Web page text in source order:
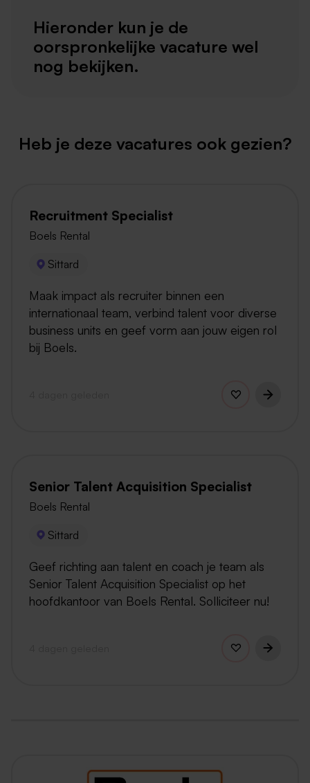
Hieronder kun je de
oorspronkelijke vacature wel
nog bekijken.
Heb je deze vacatures ook gezien?
Recruitment Specialist
Boels Rental
Sittard
Maak impact als recruiter binnen een
internationaal team, verbind talent voor diverse
business units en geef vorm aan jouw eigen rol
bij Boels.
Senior Talent Acquisition Specialist
Boels Rental
Sittard
Geef richting aan talent en coach je team als
Senior Talent Acquisition Specialist op het
hoofdkantoor van Boels Rental. Solliciteer nu!